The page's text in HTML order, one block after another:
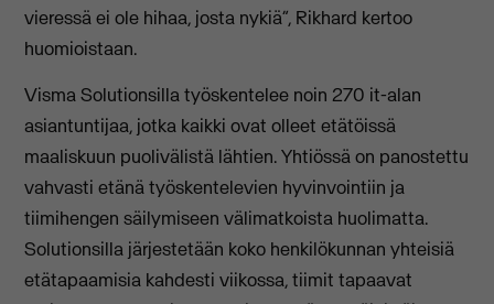
vieressä ei ole hihaa, josta nykiä”, Rikhard kertoo
huomioistaan.
Visma Solutionsilla työskentelee noin 270 it-alan
asiantuntijaa, jotka kaikki ovat olleet etätöissä
maaliskuun puolivälistä lähtien. Yhtiössä on panostettu
vahvasti etänä työskentelevien hyvinvointiin ja
tiimihengen säilymiseen välimatkoista huolimatta.
Solutionsilla järjestetään koko henkilökunnan yhteisiä
etätapaamisia kahdesti viikossa, tiimit tapaavat